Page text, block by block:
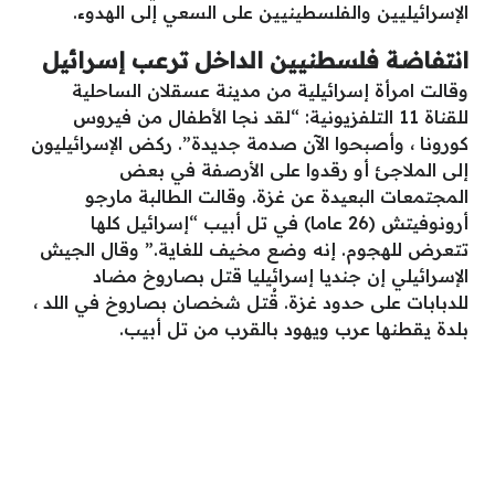
الإسرائيليين والفلسطينيين على السعي إلى الهدوء.
انتفاضة فلسطنيين الداخل ترعب إسرائيل
وقالت امرأة إسرائيلية من مدينة عسقلان الساحلية
للقناة 11 التلفزيونية: “لقد نجا الأطفال من فيروس
كورونا ، وأصبحوا الآن صدمة جديدة”. ركض الإسرائيليون
إلى الملاجئ أو رقدوا على الأرصفة في بعض
المجتمعات البعيدة عن غزة. وقالت الطالبة مارجو
أرونوفيتش (26 عاما) في تل أبيب “إسرائيل كلها
تتعرض للهجوم. إنه وضع مخيف للغاية.” وقال الجيش
الإسرائيلي إن جنديا إسرائيليا قتل بصاروخ مضاد
للدبابات على حدود غزة. قُتل شخصان بصاروخ في اللد ،
بلدة يقطنها عرب ويهود بالقرب من تل أبيب.